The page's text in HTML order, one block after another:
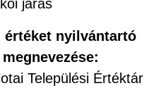
járás
értéket nyilvántartó
Települési Értéktár